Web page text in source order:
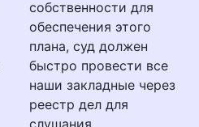
собственности для
обеспечения этого
плана, суд должен
быстро провести все
наши закладные через
реестр дел для
слушания.